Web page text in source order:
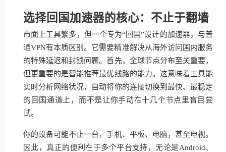
选择回国加速器的核心：不止于翻墙
市面上工具繁多，但一个专为“回国”设计的加速器，与普
通VPN有本质区别。它需要精准解决从海外访问国内服务
的特殊延迟和封锁问题。首先，全球节点分布至关重要，
但更重要的是智能推荐最优线路的能力。这意味着工具能
实时分析网络状况，自动将你的连接切换到最快、最稳定
的回国通道上，而不是让你手动在十几个节点里盲目尝
试。
你的设备可能不止一台，手机、平板、电脑，甚至电视。
因此，真正的便利在于多个平台支持，无论是Android、